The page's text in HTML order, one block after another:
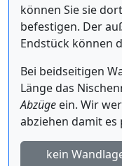
können Sie sie
befestigen. Der
Endstück können
Bei beidseitigen
Länge das
Abzüge ein. Wir
abziehen damit es
kein